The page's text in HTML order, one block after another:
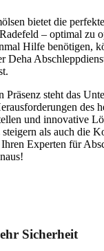
bietet die
– optimal zu
Hilfe benötigen,
Deha
steht das
des
und innovative
als auch die
Experten für
Sicherheit